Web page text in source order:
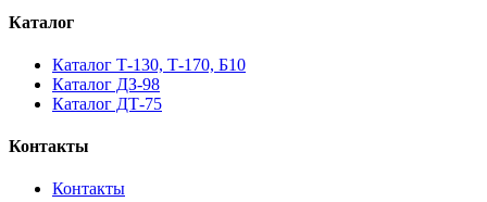
Каталог
Каталог Т-130, Т-170, Б10
Каталог ДЗ-98
Каталог ДТ-75
Контакты
Контакты